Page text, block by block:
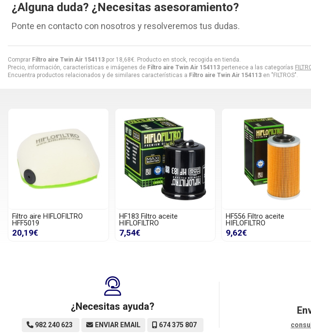
Comprar Filtro aire Twin Air 154113 por 18,68€. Producto en stock, recogida en tienda.
Precio, información, características e imágenes de Filtro aire Twin Air 154113 pertenece a las categorías
Encuentra productos relacionados y de similares características a Filtro aire Twin Air 154113 en "FILTROS".
¿Alguna duda? ¿Necesitas asesoramiento?
Ponte en contacto con nosotros y resolveremos tus dudas.
Filtro aire HIFLOFILTRO
HFF5019
20,19€
HF183 Filtro aceite
HIFLOFILTRO
7,54€
HF556 Filtro aceite
HIFLOFILTRO
9,62€
¿Necesitas ayuda?
982 240 623 ENVIAR EMAIL 674 375 807